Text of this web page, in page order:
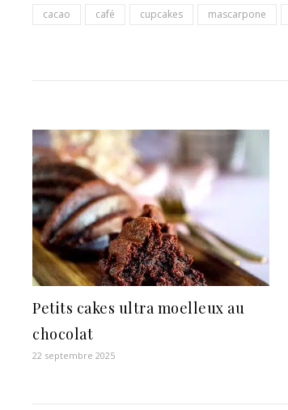
cacao café cupcakes mascarpone
Petits cakes ultra moelleux au
chocolat
22 septembre 2025